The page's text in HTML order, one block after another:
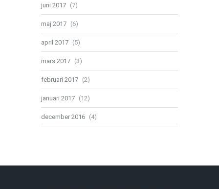
juni 2017 (7)
maj 2017 (6)
april 2017 (5)
mars 2017 (3)
februari 2017 (2)
januari 2017 (12)
december 2016 (4)